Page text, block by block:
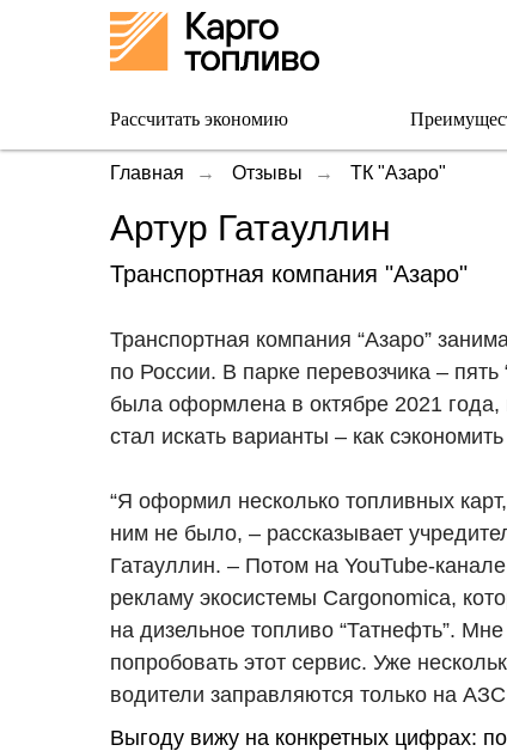
Рассчитать экономию
Главная → Отзывы → ТК "Азаро"
Артур Гатауллин
Транспортная компания "Азаро"
Транспортная компания “Азаро”
по России. В парке перевозчика –
была оформлена в октябре 2021 года,
стал искать варианты – как
“Я оформил несколько топливных
ним не было, – рассказывает
Гатауллин. – Потом на YouTube-
рекламу экосистемы Cargonomica,
на дизельное топливо “Татнефть”.
попробовать этот сервис. Уже
водители заправляются только на АЗС
Выгоду вижу на конкретных цифрах: